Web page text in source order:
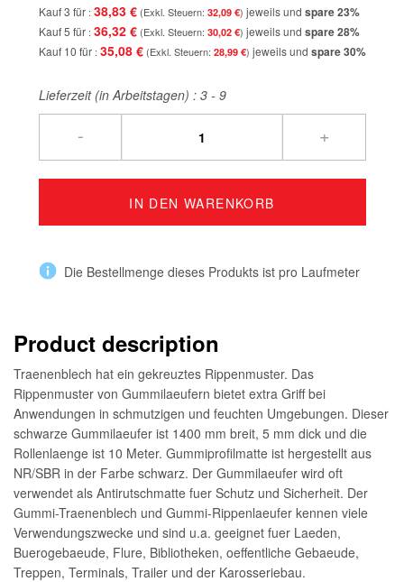
Kauf 3 für 38,83 € 32,09 € jeweils und spare23%
Kauf 5 für 36,32 € 30,02 € jeweils und spare28%
Kauf 10 für 35,08 € 28,99 € jeweils und spare30%
Lieferzeit (in Arbeitstagen) : 3 - 9
- +
IN DEN WARENKORB
Die Bestellmenge dieses Produkts ist pro Laufmeter
Product description
Traenenblech hat ein gekreuztes Rippenmuster. Das
Rippenmuster von Gummilaeufern bietet extra Griff bei
Anwendungen in schmutzigen und feuchten Umgebungen. Dieser
schwarze Gummilaeufer ist 1400 mm breit, 5 mm dick und die
Rollenlaenge ist 10 Meter. Gummiprofilmatte ist hergestellt aus
NR/SBR in der Farbe schwarz. Der Gummilaeufer wird oft
verwendet als Antirutschmatte fuer Schutz und Sicherheit. Der
Gummi-Traenenblech und Gummi-Rippenlaeufer kennen viele
Verwendungszwecke und sind u.a. geeignet fuer Laeden,
Buerogebaeude, Flure, Bibliotheken, oeffentliche Gebaeude,
Treppen, Terminals, Trailer und der Karosseriebau.